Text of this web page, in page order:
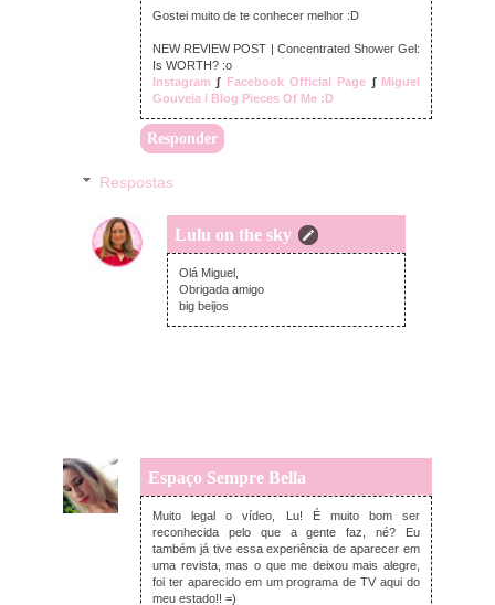
Gostei muito de te conhecer melhor :D
NEW REVIEW POST | Concentrated Shower Gel:
Is WORTH? :o
Instagram ∫ Facebook Official Page ∫ Miguel
Gouveia / Blog Pieces Of Me :D
Responder
Respostas
Lulu on the sky
terça-feira, julho 18, 2017
Olá Miguel,
Obrigada amigo
big beijos
Espaço Sempre Bella
terça-feira, julho 18, 2017
Muito legal o vídeo, Lu! É muito bom ser
reconhecida pelo que a gente faz, né? Eu
também já tive essa experiência de aparecer em
uma revista, mas o que me deixou mais alegre,
foi ter aparecido em um programa de TV aqui do
meu estado!! =)